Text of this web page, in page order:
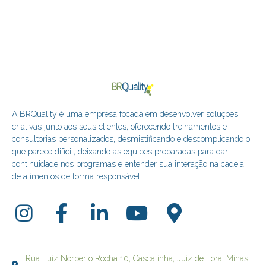
A BRQuality é uma empresa focada em desenvolver soluções
criativas junto aos seus clientes, oferecendo treinamentos e
consultorias personalizados, desmistificando e descomplicando o
que parece difícil, deixando as equipes preparadas para dar
continuidade nos programas e entender sua interação na cadeia
de alimentos de forma responsável.
Rua Luiz Norberto Rocha 10, Cascatinha, Juiz de Fora, Minas